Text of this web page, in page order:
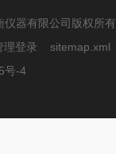
器有限公司版权所有
理登录
sitemap.xml
号-4